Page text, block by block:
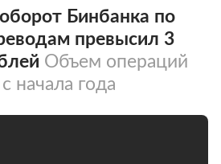
Бинбанка по
превысил 3
Объем операций
начала года